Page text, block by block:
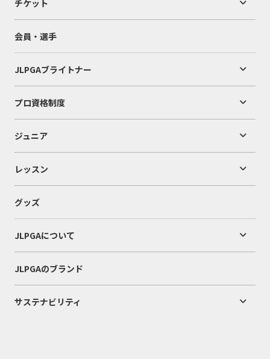
チケット
会員・選手
JLPGAブライトナー
プロ資格制度
ジュニア
レッスン
グッズ
JLPGAについて
JLPGAのブランド
サステナビリティ